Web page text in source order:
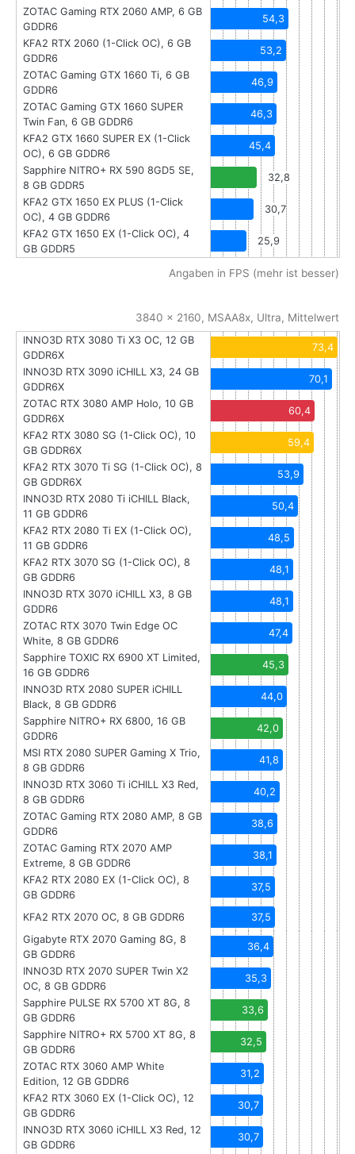
ZOTAC Gaming RTX 2060 AMP, 6 GB
GDDR6
54,3
KFA2 RTX 2060 (1-Click OC), 6 GB
GDDR6
53,2
ZOTAC Gaming GTX 1660 Ti, 6 GB
GDDR6
46,9
ZOTAC Gaming GTX 1660 SUPER
Twin Fan, 6 GB GDDR6
46,3
KFA2 GTX 1660 SUPER EX (1-Click
OC), 6 GB GDDR6
45,4
Sapphire NITRO+ RX 590 8GD5 SE,
8 GB GDDR5
32,8
KFA2 GTX 1650 EX PLUS (1-Click
OC), 4 GB GDDR6
30,7
KFA2 GTX 1650 EX (1-Click OC), 4
GB GDDR5
25,9
Angaben in FPS (mehr ist besser)
3840 x 2160, MSAA8x, Ultra, Mittelwert
INNO3D RTX 3080 Ti X3 OC, 12 GB
GDDR6X
73,4
INNO3D RTX 3090 iCHILL X3, 24 GB
GDDR6X
70,1
ZOTAC RTX 3080 AMP Holo, 10 GB
GDDR6X
60,4
KFA2 RTX 3080 SG (1-Click OC), 10
GB GDDR6X
59,4
KFA2 RTX 3070 Ti SG (1-Click OC), 8
GB GDDR6X
53,9
INNO3D RTX 2080 Ti iCHILL Black,
11 GB GDDR6
50,4
KFA2 RTX 2080 Ti EX (1-Click OC),
11 GB GDDR6
48,5
KFA2 RTX 3070 SG (1-Click OC), 8
GB GDDR6
48,1
INNO3D RTX 3070 iCHILL X3, 8 GB
GDDR6
48,1
ZOTAC RTX 3070 Twin Edge OC
White, 8 GB GDDR6
47,4
Sapphire TOXIC RX 6900 XT Limited,
16 GB GDDR6
45,3
INNO3D RTX 2080 SUPER iCHILL
Black, 8 GB GDDR6
44,0
Sapphire NITRO+ RX 6800, 16 GB
GDDR6
42,0
MSI RTX 2080 SUPER Gaming X Trio,
8 GB GDDR6
41,8
INNO3D RTX 3060 Ti iCHILL X3 Red,
8 GB GDDR6
40,2
ZOTAC Gaming RTX 2080 AMP, 8 GB
GDDR6
38,6
ZOTAC Gaming RTX 2070 AMP
Extreme, 8 GB GDDR6
38,1
KFA2 RTX 2080 EX (1-Click OC), 8
GB GDDR6
37,5
KFA2 RTX 2070 OC, 8 GB GDDR6
37,5
Gigabyte RTX 2070 Gaming 8G, 8
GB GDDR6
36,4
INNO3D RTX 2070 SUPER Twin X2
OC, 8 GB GDDR6
35,3
Sapphire PULSE RX 5700 XT 8G, 8
GB GDDR6
33,6
Sapphire NITRO+ RX 5700 XT 8G, 8
GB GDDR6
32,5
ZOTAC RTX 3060 AMP White
Edition, 12 GB GDDR6
31,2
KFA2 RTX 3060 EX (1-Click OC), 12
GB GDDR6
30,7
INNO3D RTX 3060 iCHILL X3 Red, 12
GB GDDR6
30,7